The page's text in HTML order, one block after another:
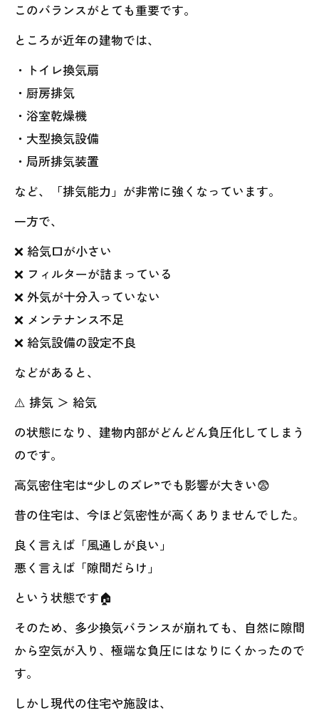
このバランスがとても重要です。
ところが近年の建物では、
・トイレ換気扇
・厨房排気
・浴室乾燥機
・大型換気設備
・局所排気装置
など、「排気能力」が非常に強くなっています。
一方で、
❌ 給気口が小さい
❌ フィルターが詰まっている
❌ 外気が十分入っていない
❌ メンテナンス不足
❌ 給気設備の設定不良
などがあると、
⚠️ 排気 ＞ 給気
の状態になり、建物内部がどんどん負圧化してしまう
のです。
高気密住宅は“少しのズレ”でも影響が大きい😨
昔の住宅は、今ほど気密性が高くありませんでした。
良く言えば「風通しが良い」
悪く言えば「隙間だらけ」
という状態です🏠
そのため、多少換気バランスが崩れても、自然に隙間
から空気が入り、極端な負圧にはなりにくかったので
す。
しかし現代の住宅や施設は、